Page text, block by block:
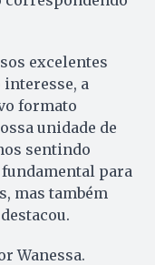
excelentes
a
formato
unidade de
sentindo
para
mas também
Wanessa.